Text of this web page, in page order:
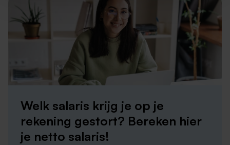
houden ze toezicht op de cashflow, volgen ze
financiële richtlijnen en procedures, en werken ze
samen met andere afdelingen om financiële
informatie te verstrekken en vragen te beantwoorden.
Een financieel medewerker heeft vaak goede
analytische vaardigheden, nauwkeurigheid en kennis
van boekhoudsoftware en -processen.
Welk salaris krijg je op je
rekening gestort? Bereken hier
je netto salaris!